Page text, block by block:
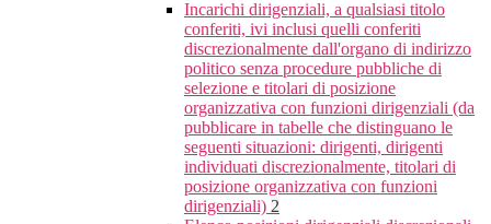
Incarichi dirigenziali, a qualsiasi titolo
conferiti, ivi inclusi quelli conferiti
discrezionalmente dall'organo di indirizzo
politico senza procedure pubbliche di
selezione e titolari di posizione
organizzativa con funzioni dirigenziali (da
pubblicare in tabelle che distinguano le
seguenti situazioni: dirigenti, dirigenti
individuati discrezionalmente, titolari di
posizione organizzativa con funzioni
dirigenziali) 2